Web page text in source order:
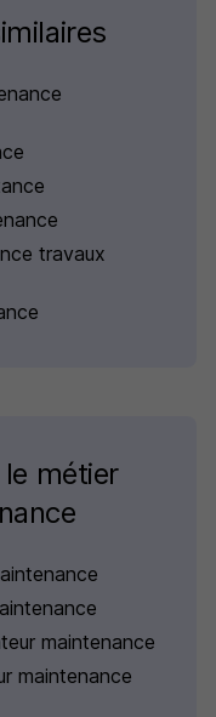
travaux
métier
maintenance
maintenance